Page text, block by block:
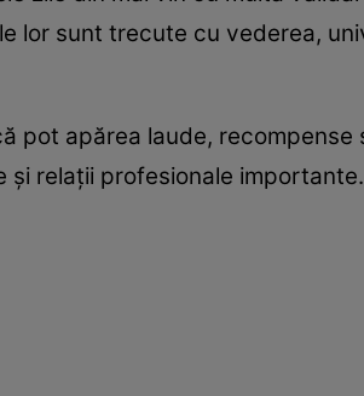
lor sunt trecute cu vederea,
pot apărea laude,
și relații profesionale